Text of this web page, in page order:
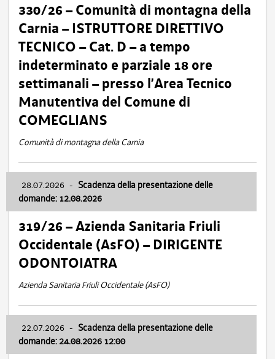
330/26 – Comunità di montagna della
Carnia – ISTRUTTORE DIRETTIVO
TECNICO – Cat. D – a tempo
indeterminato e parziale 18 ore
settimanali – presso l’Area Tecnico
Manutentiva del Comune di
COMEGLIANS
Comunità di montagna della Carnia
28.07.2026 - Scadenza della presentazione delle
domande: 12.08.2026
319/26 – Azienda Sanitaria Friuli
Occidentale (AsFO) – DIRIGENTE
ODONTOIATRA
Azienda Sanitaria Friuli Occidentale (AsFO)
22.07.2026 - Scadenza della presentazione delle
domande: 24.08.2026 12:00